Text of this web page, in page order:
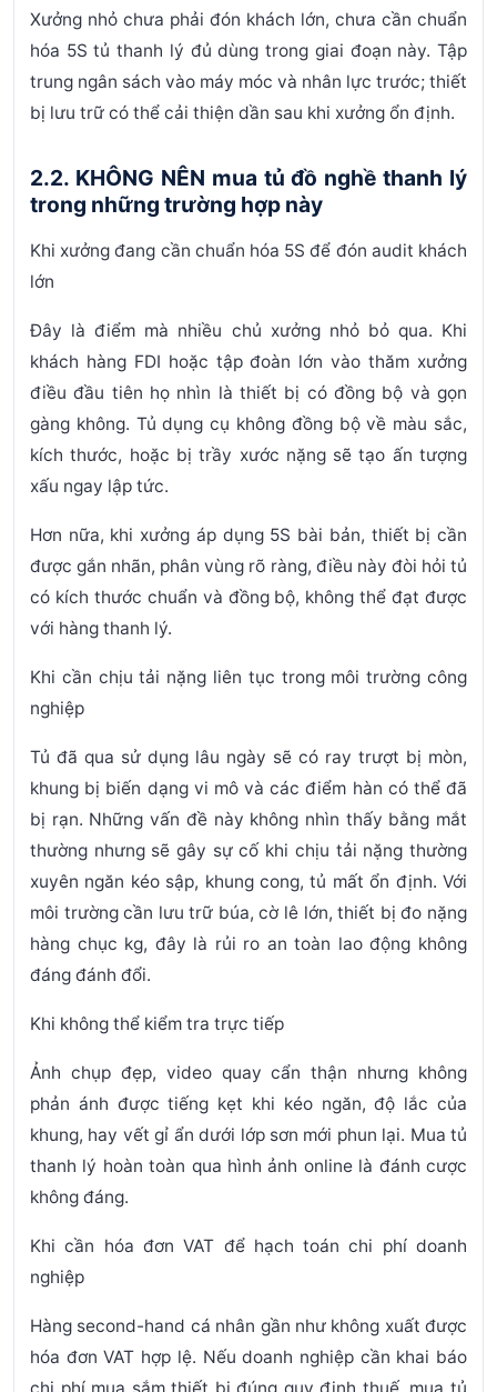
Xưởng nhỏ chưa phải đón khách lớn, chưa cần chuẩn
hóa 5S tủ thanh lý đủ dùng trong giai đoạn này. Tập
trung ngân sách vào máy móc và nhân lực trước; thiết
bị lưu trữ có thể cải thiện dần sau khi xưởng ổn định.
2.2. KHÔNG NÊN mua tủ đồ nghề thanh lý
trong những trường hợp này
Khi xưởng đang cần chuẩn hóa 5S để đón audit khách
lớn
Đây là điểm mà nhiều chủ xưởng nhỏ bỏ qua. Khi
khách hàng FDI hoặc tập đoàn lớn vào thăm xưởng
điều đầu tiên họ nhìn là thiết bị có đồng bộ và gọn
gàng không. Tủ dụng cụ không đồng bộ về màu sắc,
kích thước, hoặc bị trầy xước nặng sẽ tạo ấn tượng
xấu ngay lập tức.
Hơn nữa, khi xưởng áp dụng 5S bài bản, thiết bị cần
được gắn nhãn, phân vùng rõ ràng, điều này đòi hỏi tủ
có kích thước chuẩn và đồng bộ, không thể đạt được
với hàng thanh lý.
Khi cần chịu tải nặng liên tục trong môi trường công
nghiệp
Tủ đã qua sử dụng lâu ngày sẽ có ray trượt bị mòn,
khung bị biến dạng vi mô và các điểm hàn có thể đã
bị rạn. Những vấn đề này không nhìn thấy bằng mắt
thường nhưng sẽ gây sự cố khi chịu tải nặng thường
xuyên ngăn kéo sập, khung cong, tủ mất ổn định. Với
môi trường cần lưu trữ búa, cờ lê lớn, thiết bị đo nặng
hàng chục kg, đây là rủi ro an toàn lao động không
đáng đánh đổi.
Khi không thể kiểm tra trực tiếp
Ảnh chụp đẹp, video quay cẩn thận nhưng không
phản ánh được tiếng kẹt khi kéo ngăn, độ lắc của
khung, hay vết gỉ ẩn dưới lớp sơn mới phun lại. Mua tủ
thanh lý hoàn toàn qua hình ảnh online là đánh cược
không đáng.
Khi cần hóa đơn VAT để hạch toán chi phí doanh
nghiệp
Hàng second-hand cá nhân gần như không xuất được
hóa đơn VAT hợp lệ. Nếu doanh nghiệp cần khai báo
chi phí mua sắm thiết bị đúng quy định thuế, mua tủ